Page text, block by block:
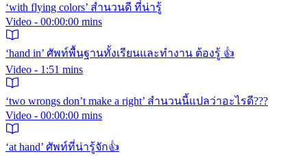
‘with flying colors’ สำนวนดี ที่น่ารู้
Video - 00:00:00 mins
‘hand in’ ศัพท์พื้นฐานทั้งเรียนและทำงาน ต้องรู้ 👍
Video - 1:51 mins
‘two wrongs don’t make a right’ สำนวนนี้แปลว่าอะไรดี???
Video - 00:00:00 mins
‘at hand’ ศัพท์ที่น่ารู้จัก👍